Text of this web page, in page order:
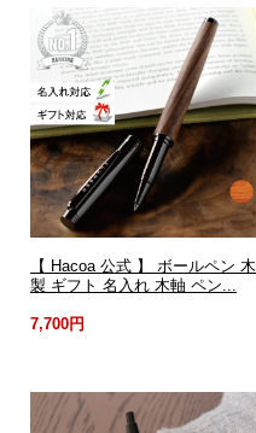
【 Hacoa 公式 】 ボールペン 木
製 ギフト 名入れ 木軸 ペン...
7,700円